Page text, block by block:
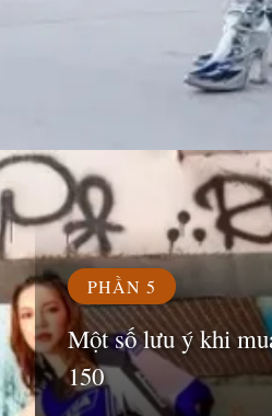
Đang mở
PHẦN 5
Một số lưu ý khi
150